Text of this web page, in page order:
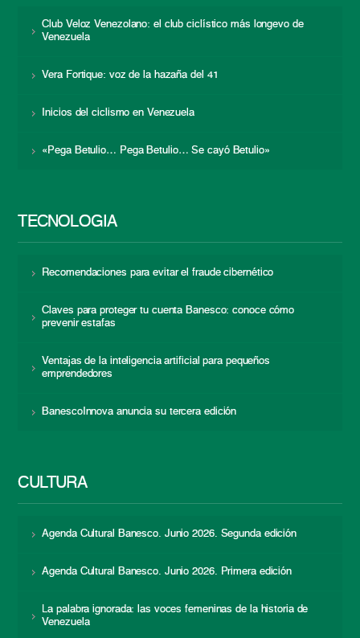
Club Veloz Venezolano: el club ciclístico más longevo de
Venezuela
Vera Fortique: voz de la hazaña del 41
Inicios del ciclismo en Venezuela
«Pega Betulio… Pega Betulio… Se cayó Betulio»
TECNOLOGÍA
Recomendaciones para evitar el fraude cibernético
Claves para proteger tu cuenta Banesco: conoce cómo
prevenir estafas
Ventajas de la inteligencia artificial para pequeños
emprendedores
BanescoInnova anuncia su tercera edición
CULTURA
Agenda Cultural Banesco. Junio 2026. Segunda edición
Agenda Cultural Banesco. Junio 2026. Primera edición
La palabra ignorada: las voces femeninas de la historia de
Venezuela